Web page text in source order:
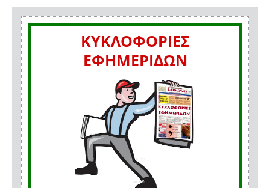
ΚΥΚΛΟΦΟΡΙΕΣ
ΕΦΗΜΕΡΙΔΩΝ